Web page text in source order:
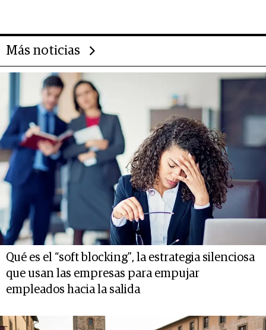
Más noticias
Qué es el “soft blocking”, la estrategia silenciosa
que usan las empresas para empujar
empleados hacia la salida